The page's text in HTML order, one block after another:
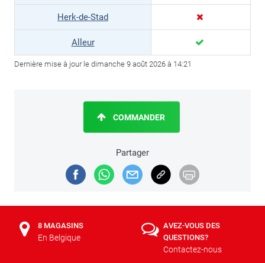
Herk-de-Stad
Alleur
Dernière mise à jour le dimanche 9 août 2026 à 14:21
Partager
COMMANDER
8 MAGASINS
En Belgique
AVEZ-VOUS DES
QUESTIONS?
Contactez-nous